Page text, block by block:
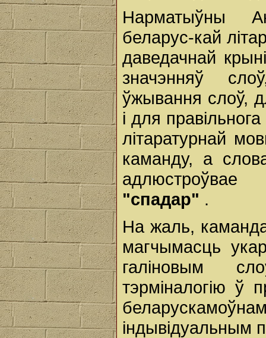
Нарматыўны
беларус-кай
даведачнай
значэнняў
ўжывання слоў,
і для
літаратурнай
каманду, а
адлюстроўвае
"спадар" .
На жаль,
магчымасць
галіновым
тэрміналогію ў
індывідуальным